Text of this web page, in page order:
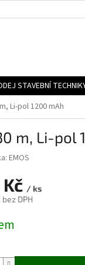
STAVEBNÍ
Li-pol 1200 mAh
m, Li-pol
EMOS
/ ks
bez DPH